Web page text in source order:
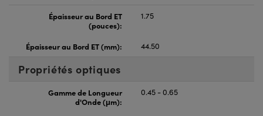
Épaisseur au Bord ET
(pouces):
1.75
Épaisseur au Bord ET (mm): 44.50
Propriétés optiques
Gamme de Longueur
d'Onde (μm):
0.45 - 0.65